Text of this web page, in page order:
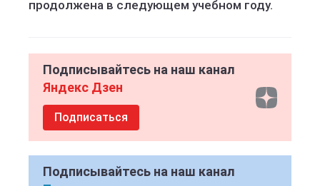
продолжена в следующем учебном году.
Подписывайтесь на наш канал
Яндекс Дзен
Подписаться
Подписывайтесь на наш канал